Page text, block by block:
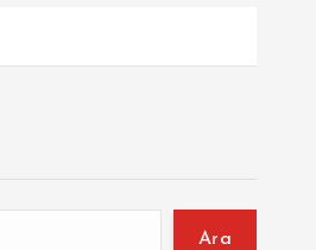
Ara